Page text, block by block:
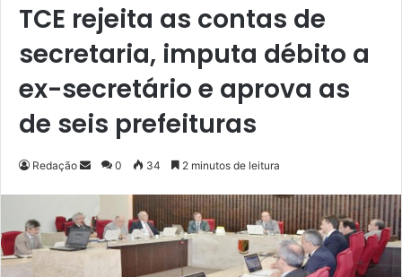
TCE rejeita as contas de
secretaria, imputa débito a
ex-secretário e aprova as
de seis prefeituras
Redação
d
e
0 34 2 minutos de leitura